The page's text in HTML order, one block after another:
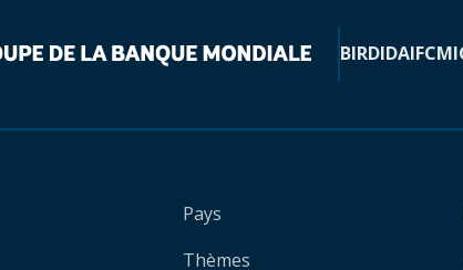
BIRDIDAIFC
Pays
Thèmes